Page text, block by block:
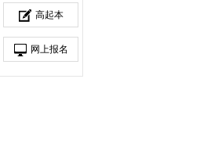
高起本
网上报名